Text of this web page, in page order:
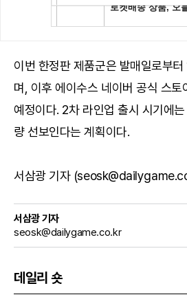
이번 한정판 제품군은 발매일로부터
며, 이후 에이수스 네이버 공식 스토
예정이다. 2차 라인업 출시 시기에
량 선보인다는 계획이다.
서삼광 기자
서삼광 기자
seosk@dailygame.co.kr
데일리 숏